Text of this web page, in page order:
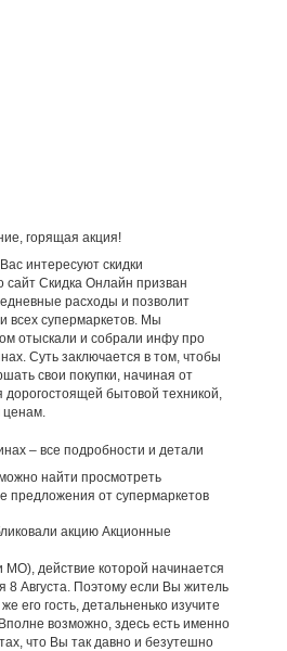
горящая акция!
интересуют скидки
сайт Скидка Онлайн призван
расходы и позволит
всех супермаркетов. Мы
отыскали и собрали инфу про
Суть заключается в том, чтобы
свои покупки, начиная от
дорогостоящей бытовой техникой,
ценам.
– все подробности и детали
найти просмотреть
предложения от супермаркетов
акцию Акционные
действие которой начинается
8 Августа. Поэтому если Вы житель
его гость, детальненько изучите
возможно, здесь есть именно
что Вы так давно и безутешно